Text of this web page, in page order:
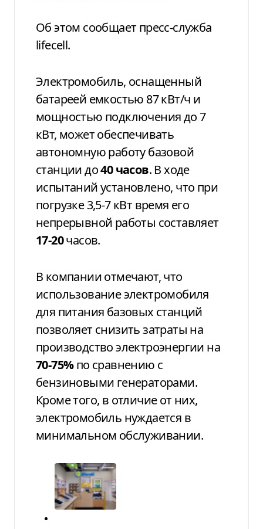
Об этом сообщает пресс-служба
lifecell.
Электромобиль, оснащенный
батареей емкостью 87 кВт/ч и
мощностью подключения до 7
кВт, может обеспечивать
автономную работу базовой
станции до40 часов. В ходе
испытаний установлено, что при
погрузке 3,5-7 кВт время его
непрерывной работы составляет
17-20часов.
В компании отмечают, что
использование электромобиля
для питания базовых станций
позволяет снизить затраты на
производство электроэнергии на
70-75%по сравнению с
бензиновыми генераторами.
Кроме того, в отличие от них,
электромобиль нуждается в
минимальном обслуживании.